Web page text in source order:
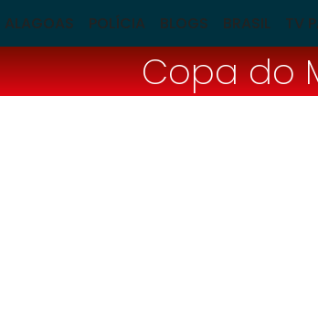
ALAGOAS POLÍCIA BLOGS BRASIL TV
Copa do